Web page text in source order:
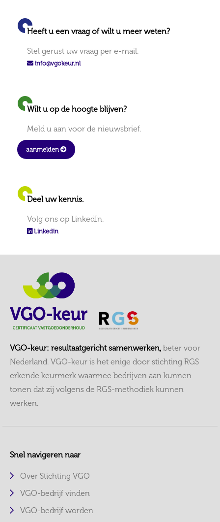
Heeft u een vraag of wilt u meer weten?
Stel gerust uw vraag per e-mail.
info@vgokeur.nl
Wilt u op de hoogte blijven?
Meld u aan voor de nieuwsbrief.
aanmelden
Deel uw kennis.
Volg ons op LinkedIn.
Linkedin
VGO-keur: resultaatgericht samenwerken, beter voor
Nederland. VGO-keur is het enige door stichting RGS
erkende keurmerk waarmee bedrijven aan kunnen
tonen dat zij volgens de RGS-methodiek kunnen
werken.
Snel navigeren naar
Over Stichting VGO
VGO-bedrijf vinden
VGO-bedrijf worden